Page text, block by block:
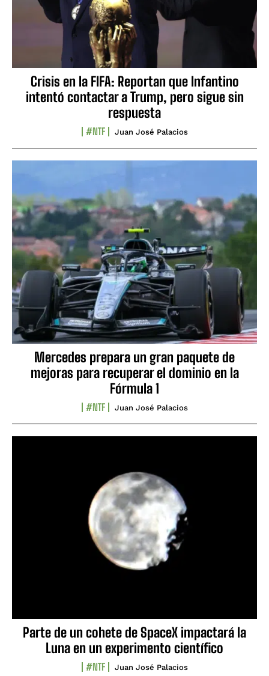
Crisis en la FIFA: Reportan que Infantino
intentó contactar a Trump, pero sigue sin
respuesta
#NTF Juan José Palacios
Mercedes prepara un gran paquete de
mejoras para recuperar el dominio en la
Fórmula 1
#NTF Juan José Palacios
Parte de un cohete de SpaceX impactará la
Luna en un experimento científico
#NTF Juan José Palacios